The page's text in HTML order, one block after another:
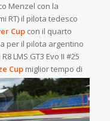
Menzel con la
RT) il pilota tedesco
Cupcon il quarto
per il pilota argentino
LMS GT3 Evo II #25
Cupmiglior tempo di